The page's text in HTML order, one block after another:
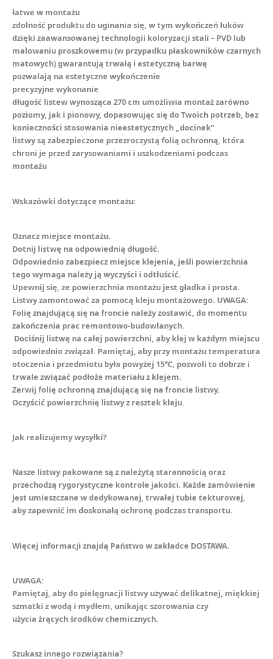
łatwe w montażu
zdolność produktu do uginania się, w tym wykończeń łuków
dzięki zaawansowanej technologii koloryzacji stali – PVD lub
malowaniu proszkowemu (w przypadku płaskowników czarnych
matowych) gwarantują trwałą i estetyczną barwę
pozwalają na estetyczne wykończenie
precyzyjne wykonanie
długość listew wynosząca 270 cm umożliwia montaż zarówno
poziomy, jak i pionowy, dopasowując się do Twoich potrzeb, bez
konieczności stosowania nieestetycznych „docinek”
listwy są zabezpieczone przezroczystą folią ochronną, która
chroni je przed zarysowaniami i uszkodzeniami podczas
montażu
Wskazówki dotyczące montażu:
Oznacz miejsce montażu.
Dotnij listwę na odpowiednią długość.
Odpowiednio zabezpiecz miejsce klejenia, jeśli powierzchnia
tego wymaga należy ją wyczyści i odtłuścić.
Upewnij się, ze powierzchnia montażu jest gładka i prosta.
Listwy zamontować za pomocą kleju montażowego. UWAGA:
Folię znajdującą się na froncie należy zostawić, do momentu
zakończenia prac remontowo-budowlanych.
Dociśnij listwę na całej powierzchni, aby klej w każdym miejscu
odpowiednio związał. Pamiętaj, aby przy montażu temperatura
otoczenia i przedmiotu była powyżej 15°C, pozwoli to dobrze i
trwale związać podłoże materiału z klejem.
Zerwij folię ochronną znajdującą się na froncie listwy.
Oczyścić powierzchnię listwy z resztek kleju.
Jak realizujemy wysyłki?
Nasze listwy pakowane są z należytą starannością oraz
przechodzą rygorystyczne kontrole jakości. Każde zamówienie
jest umieszczane w dedykowanej, trwałej tubie tekturowej,
aby zapewnić im doskonałą ochronę podczas transportu.
Więcej informacji znajdą Państwo w zakładce DOSTAWA.
UWAGA:
Pamiętaj, aby do pielęgnacji listwy używać delikatnej, miękkiej
szmatki z wodą i mydłem, unikając szorowania czy
użycia żrących środków chemicznych.
Szukasz innego rozwiązania?